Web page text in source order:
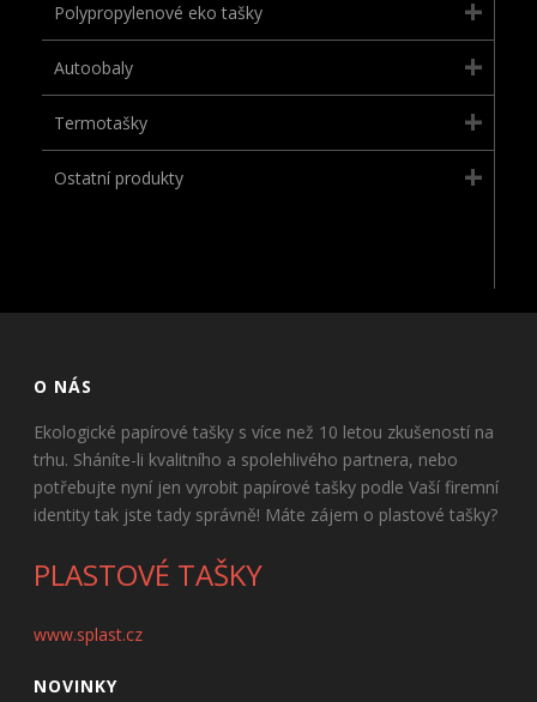
Polypropylenové eko tašky
Autoobaly
Termotašky
Ostatní produkty
O NÁS
Ekologické papírové tašky s více než 10 letou zkušeností na
trhu. Sháníte-li kvalitního a spolehlivého partnera, nebo
potřebujte nyní jen vyrobit papírové tašky podle Vaší firemní
identity tak jste tady správně! Máte zájem o plastové tašky?
PLASTOVÉ TAŠKY
www.splast.cz
NOVINKY